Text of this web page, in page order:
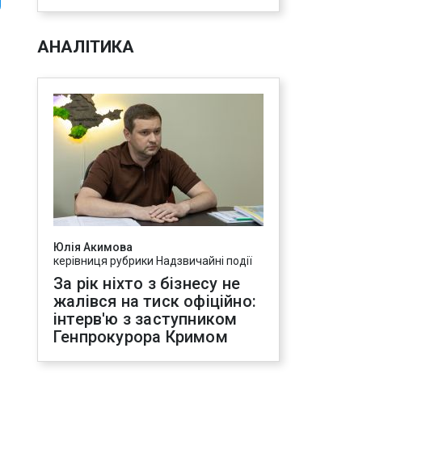
АНАЛІТИКА
Юлія Акимова
керівниця рубрики Надзвичайні події
За рік ніхто з бізнесу не
жалівся на тиск офіційно:
інтерв'ю з заступником
Генпрокурора Кримом